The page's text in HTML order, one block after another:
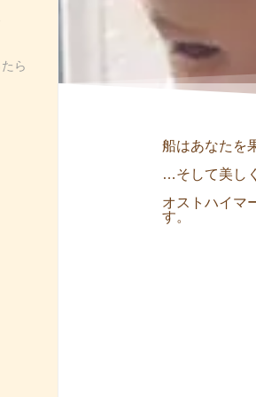
ら
船はあなたを
…そして美し
オストハイマ
す。